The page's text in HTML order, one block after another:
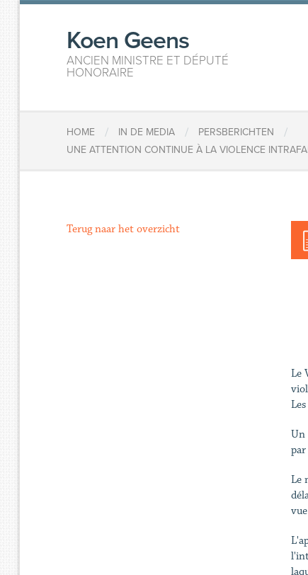
Koen Geens
ANCIEN MINISTRE ET DÉPUTÉ
HONORAIRE
HOME / IN DE MEDIA / PERSBERICHTEN /
UNE ATTENTION CONTINUE À LA VIOLENCE
Le
Un
par
Le
Terug naar het overzicht